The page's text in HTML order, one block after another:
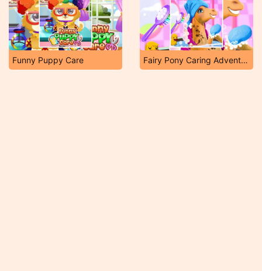
Funny Puppy Care Fairy Pony Caring Adventure